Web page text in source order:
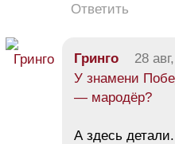
Ответить
Гринго 28
У знамени
— мародёр?
А здесь детали.